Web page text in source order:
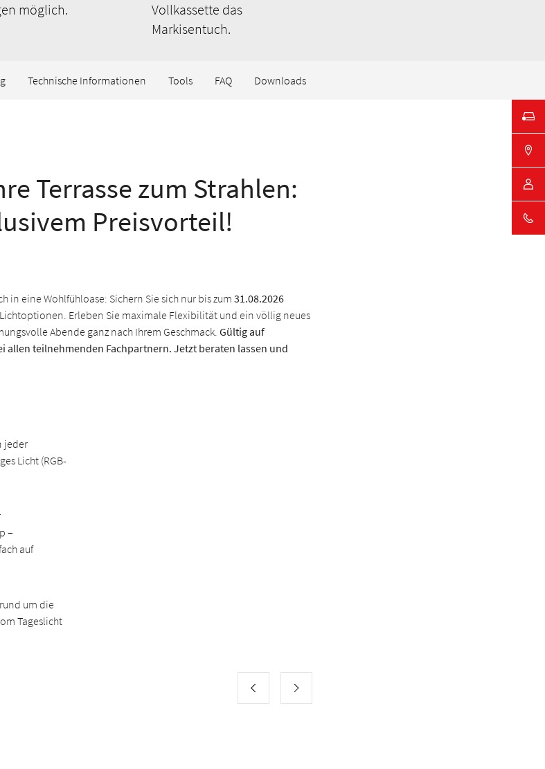
möglich.
Vollkassette das
Markisentuch.
Technische Informationen Tools FAQ Downloads
Terrasse zum Strahlen:
Preisvorteil!
in eine Wohlfühloase: Sichern Sie sich nur bis zum 31.08.2026
Erleben Sie maximale Flexibilität und ein völlig neues
Abende ganz nach Ihrem Geschmack.Gültig auf
allen teilnehmenden Fachpartnern. Jetzt beraten lassen und
jeder
Licht (RGB-
–
auf
um die
Tageslicht